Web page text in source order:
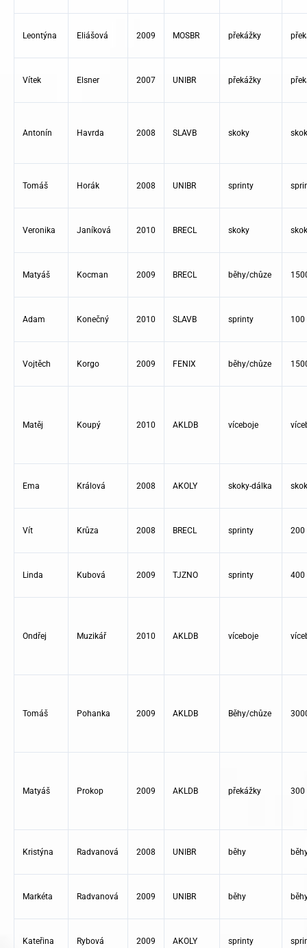
Leontýna Eliášová 2009 MOSBR překážky
Vítek Elsner 2007 UNIBR překážky
Antonín Havrda 2008 SLAVB skoky
Tomáš Horák 2008 UNIBR sprinty
Veronika Janíková 2010 BRECL skoky
Matyáš Kocman 2009 BRECL běhy/chůze
Adam Konečný 2010 SLAVB sprinty 100
Vojtěch Korgo 2009 FENIX běhy/chůze
Matěj Koupý 2010 AKLDB víceboje
Ema Králová 2008 AKOLY skoky-dálka
Vít Krůza 2008 BRECL sprinty 200
Linda Kubová 2009 TJZNO sprinty 400
Ondřej Muzikář 2010 AKLDB víceboje
Tomáš Pohanka 2009 AKLDB Běhy/chůze
Matyáš Prokop 2009 AKLDB překážky 300
Kristýna Radvanová 2008 UNIBR běhy
Markéta Radvanová 2009 UNIBR běhy
Kateřina Rybová 2009 AKOLY sprinty